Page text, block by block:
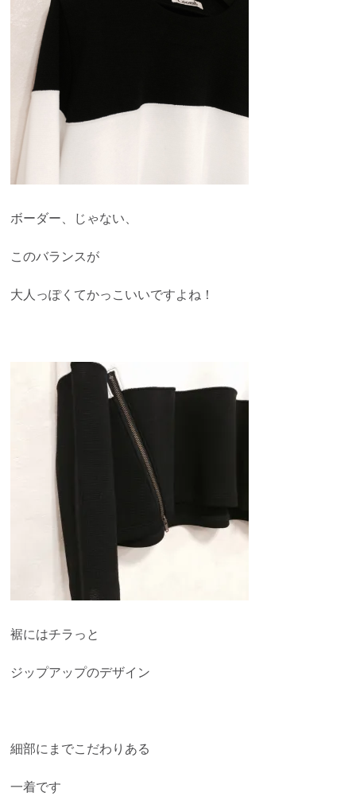
ボーダー、じゃない、
このバランスが
大人っぽくてかっこいいですよね！
裾にはチラっと
ジップアップのデザイン
細部にまでこだわりある
一着です